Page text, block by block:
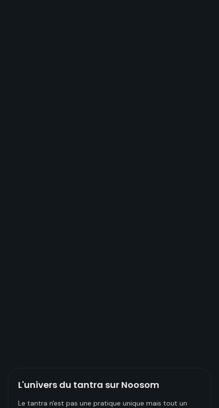
L'univers du tantra sur Noosom
Le tantra n'est pas une pratique unique mais tout un